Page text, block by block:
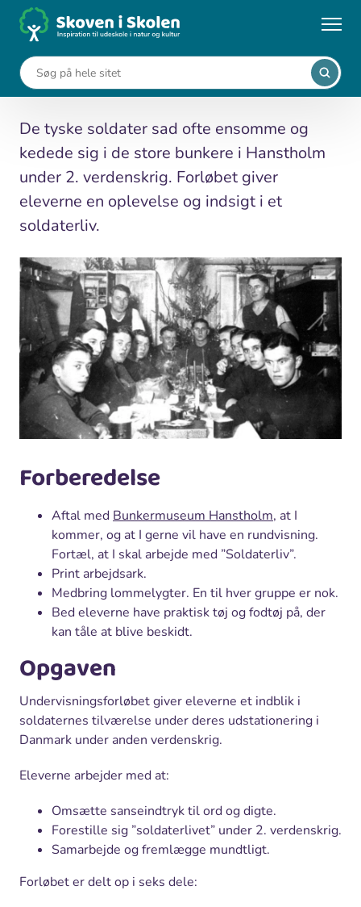
... Undervisningsforløb Soldaterliv
Soldaterliv
De tyske soldater sad ofte ensomme og
kedede sig i de store bunkere i Hanstholm
under 2. verdenskrig. Forløbet giver
eleverne en oplevelse og indsigt i et
soldaterliv.
Forberedelse
Aftal med Bunkermuseum Hanstholm, at I
kommer, og at I gerne vil have en rundvisning.
Fortæl, at I skal arbejde med ”Soldaterliv”.
Print arbejdsark.
Medbring lommelygter. En til hver gruppe er nok.
Bed eleverne have praktisk tøj og fodtøj på, der
kan tåle at blive beskidt.
Opgaven
Undervisningsforløbet giver eleverne et indblik i
soldaternes tilværelse under deres udstationering i
Danmark under anden verdenskrig.
Eleverne arbejder med at:
Omsætte sanseindtryk til ord og digte.
Forestille sig ”soldaterlivet” under 2. verdenskrig.
Samarbejde og fremlægge mundtligt.
Forløbet er delt op i seks dele: